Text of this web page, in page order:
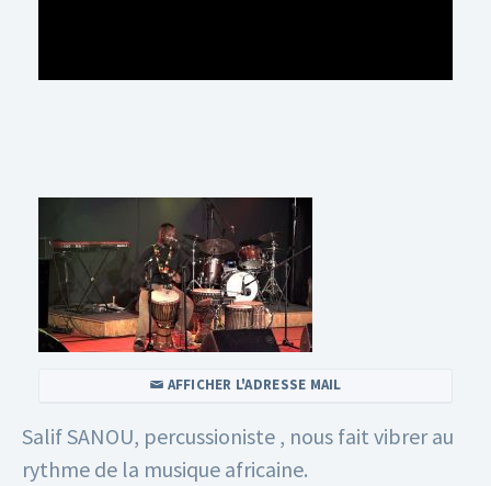
AFFICHER L'ADRESSE MAIL
Salif SANOU, percussioniste , nous fait vibrer au
rythme de la musique africaine.